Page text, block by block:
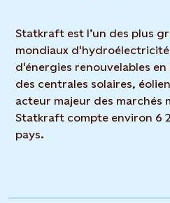
Statkraft est l’un des plus
mondiaux
d'énergies renouvelables
des centrales solaires,
acteur majeur des marchés
Statkraft compte environ 6
pays.